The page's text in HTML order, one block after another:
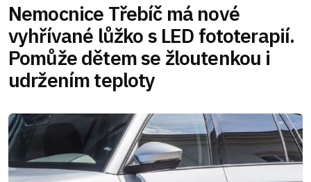
Nemocnice Třebíč má nové
vyhřívané lůžko s LED fototerapií.
Pomůže dětem se žloutenkou i
udržením teploty